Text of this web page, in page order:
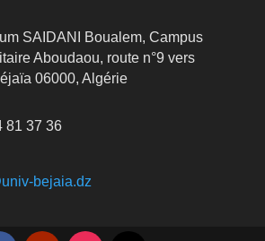
SAIDANI Boualem, Campus
Aboudaou, route n°9 vers
06000, Algérie
81 37 36
bejaia.dz